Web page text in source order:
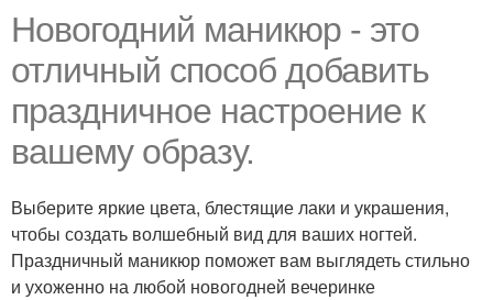
Новогодний маникюр - это
отличный способ добавить
праздничное настроение к
вашему образу.
Выберите яркие цвета, блестящие лаки и украшения,
чтобы создать волшебный вид для ваших ногтей.
Праздничный маникюр поможет вам выглядеть стильно
и ухоженно на любой новогодней вечеринке